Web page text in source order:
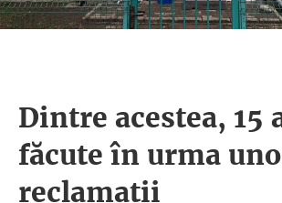
Dintre acestea, 15
făcute în urma
reclamații